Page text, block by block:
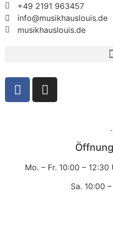
+49 2191 963457
info@musikhauslouis.de
musikhauslouis.de
.
Mo. – Fr. 10:00 – 12:30
Sa. 10:00